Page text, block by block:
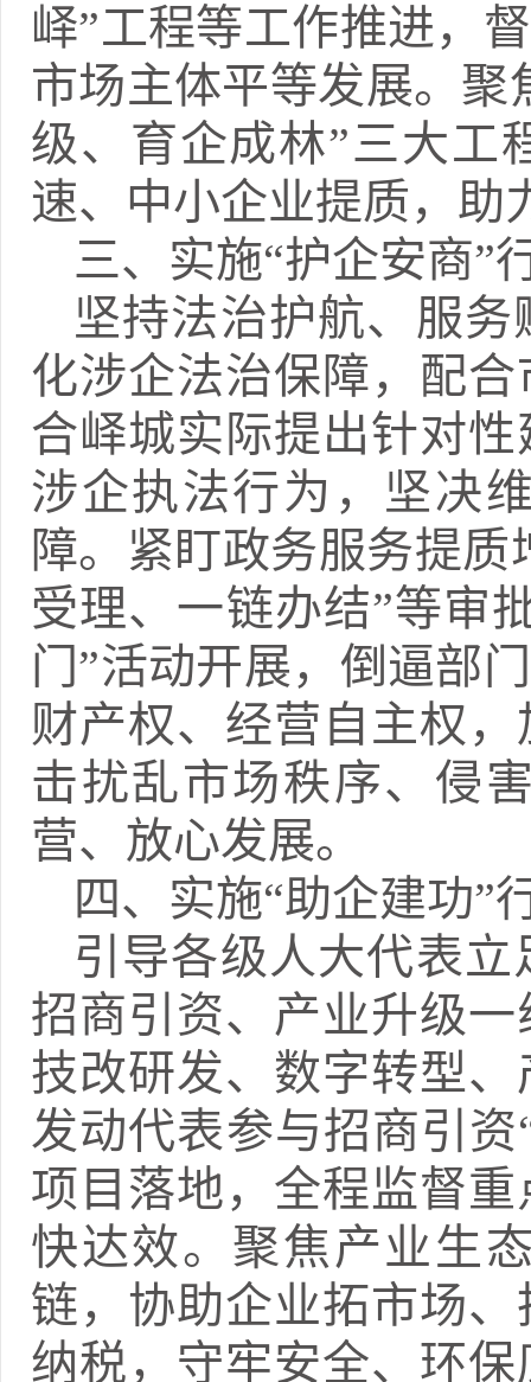
峄”工程等工作推进，
市场主体平等发展。聚
级、育企成林”三大工
速、中小企业提质，助
三、实施“护企安商”
坚持法治护航、服
化涉企法治保障，配
合峄城实际提出针对
涉企执法行为，坚决
障。紧盯政务服务提质
受理、一链办结”等审
门”活动开展，倒逼部
财产权、经营自主权
击扰乱市场秩序、侵
营、放心发展。
四、实施“助企建功”
引导各级人大代表
招商引资、产业升级
技改研发、数字转型
发动代表参与招商引
项目落地，全程监督
快达效。聚焦产业生
链，协助企业拓市场
纳税，守牢安全、环